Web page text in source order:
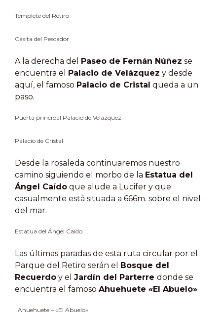
Templete del Retiro
Casita del Pescador
A la derecha del Paseo de Fernán Núñez se
encuentra el Palacio de Velázquez y desde
aquí, el famoso Palacio de Cristal queda a un
paso.
Puerta principal Palacio de Velázquez
Palacio de Cristal
Desde la rosaleda continuaremos nuestro
camino siguiendo el morbo de la Estatua del
Ángel Caído que alude a Lucifer y que
casualmente está situada a 666m. sobre el nivel
del mar.
Estatua del Ángel Caído
Las últimas paradas de esta ruta circular por el
Parque del Retiro serán el Bosque del
Recuerdo y el Jardín del Parterre donde se
encuentra el famoso Ahuehuete «El Abuelo»
Ahuehuete – «El Abuelo»